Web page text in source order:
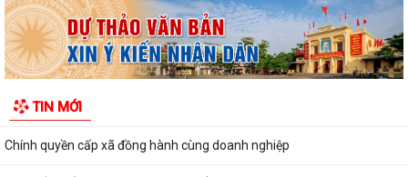
TIN MỚI
Lãnh đạo Sở Nội vụ Hải Phòng đối thoại với 130 doanh nghiệp
Hải Phòng giảm thời gian giải quyết từ 50% trở lên hơn 1.900 thủ tục
hành chính
Giữ 'lửa' nhân lực cấp xã
Chính quyền cấp xã đồng hành cùng doanh nghiệp